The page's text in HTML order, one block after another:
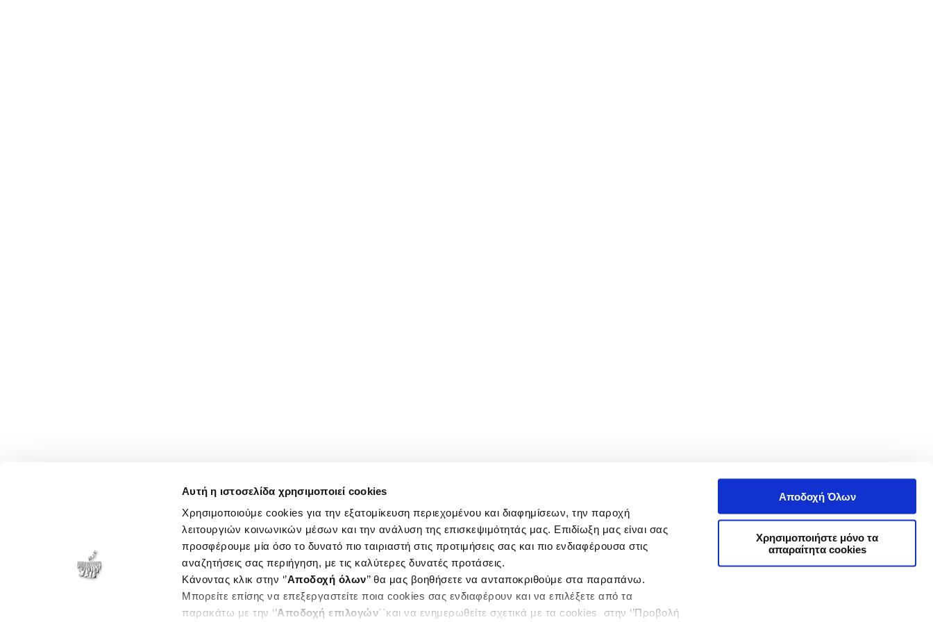
Αυτή η ιστοσελίδα χρησιμοποιεί cookies
Χρησιμοποιούμε cookies για την εξατομίκευση περιεχομένου και διαφημίσεων, την παροχή
λειτουργιών κοινωνικών μέσων και την ανάλυση της επισκεψιμότητάς μας. Επιδίωξη μας είναι σας
προσφέρουμε μία όσο το δυνατό πιο ταιριαστή στις προτιμήσεις σας και πιο ενδιαφέρουσα στις
αναζητήσεις σας περιήγηση, με τις καλύτερες δυνατές προτάσεις.
Κάνοντας κλικ στην ‘’Αποδοχή όλων’’ θα μας βοηθήσετε να ανταποκριθούμε στα παραπάνω.
Μπορείτε επίσης να επεξεργαστείτε ποια cookies σας ενδιαφέρουν και να επιλέξετε από τα
παρακάτω με την ‘’Αποδοχή επιλογών΄΄και να ενημερωθείτε σχετικά με τα cookies στην ‘’Προβολή
Αποδοχή Όλων
Χρησιμοποιήστε μόνο τα
απαραίτητα cookies